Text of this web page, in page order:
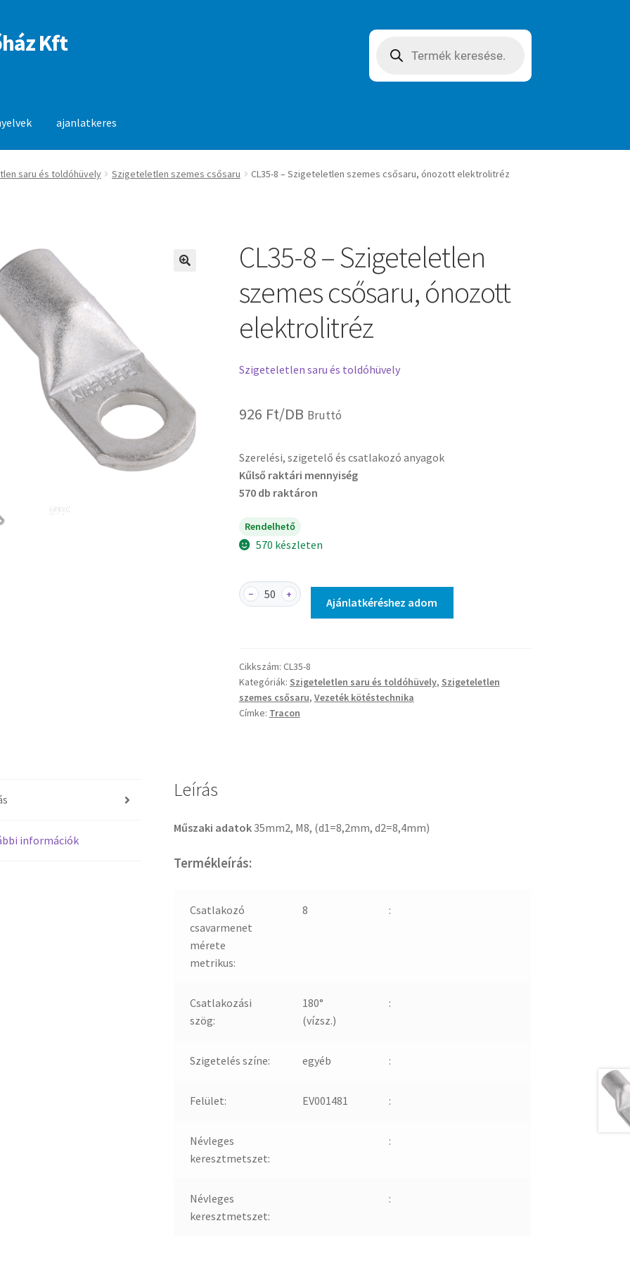
Kft search
ajanlatkeres
saru és toldóhüvely Szigeteletlen szemes csősaru CL35-8 – Szigeteletlen szemes csősaru, ónozott elektrolitréz
CL35-8 – Szigeteletlen
szemes csősaru, ónozott
elektrolitréz
Szigeteletlen saru és toldóhüvely
926 Ft/DB Bruttó
Szerelési, szigetelő és csatlakozó anyagok
Kűlső raktári mennyiség
570 db raktáron
Rendelhető
570 készleten
CL35-
szemes
csősaru,
ónozott
elektrolitréz
− +
Ajánlatkéréshez adom
Cikkszám: CL35-8
Kategóriák: Szigeteletlen saru és toldóhüvely, Szigeteletlen
szemes csősaru, Vezeték kötéstechnika
Címke: Tracon
információk
Leírás
Műszaki adatok35mm2, M8, (d1=8,2mm, d2=8,4mm)
Termékleírás:
Csatlakozó
csavarmenet
mérete
metrikus:
8 :
Csatlakozási
szög:
180°
(vízsz.)
:
Szigetelés színe: egyéb :
Felület: EV001481 :
Névleges
keresztmetszet:
:
Névleges
keresztmetszet:
: